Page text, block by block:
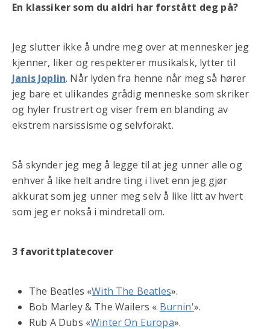
En klassiker som du aldri har forstått deg på?
Jeg slutter ikke å undre meg over at mennesker jeg
kjenner, liker og respekterer musikalsk, lytter til
Janis Joplin. Når lyden fra henne når meg så hører
jeg bare et ulikandes grådig menneske som skriker
og hyler frustrert og viser frem en blanding av
ekstrem narsissisme og selvforakt.
Så skynder jeg meg å legge til at jeg unner alle og
enhver å like helt andre ting i livet enn jeg gjør
akkurat som jeg unner meg selv å like litt av hvert
som jeg er nokså i mindretall om.
3 favorittplatecover
The Beatles «With The Beatles».
Bob Marley & The Wailers « Burnin'».
Rub A Dubs «Winter On Europa».